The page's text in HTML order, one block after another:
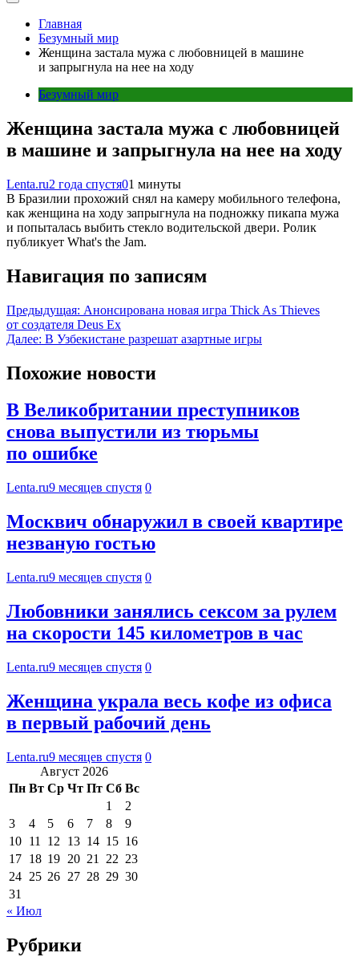
Главная
Безумный мир
Женщина застала мужа с любовницей в машине
и запрыгнула на нее на ходу
Безумный мир
Женщина застала мужа с любовницей
в машине и запрыгнула на нее на ходу
Lenta.ru2 года спустя01 минуты
В Бразилии прохожий снял на камеру мобильного телефона,
как женщина на ходу запрыгнула на подножку пикапа мужа
и попыталась выбить стекло водительской двери. Ролик
публикует What's the Jam.
Навигация по записям
Предыдущая: Анонсирована новая игра Thick As Thieves
от создателя Deus Ex
Далее: В Узбекистане разрешат азартные игры
Похожие новости
В Великобритании преступников
снова выпустили из тюрьмы
по ошибке
Lenta.ru9 месяцев спустя 0
Москвич обнаружил в своей квартире
незваную гостью
Lenta.ru9 месяцев спустя 0
Любовники занялись сексом за рулем
на скорости 145 километров в час
Lenta.ru9 месяцев спустя 0
Женщина украла весь кофе из офиса
в первый рабочий день
Lenta.ru9 месяцев спустя 0
Август 2026
Пн Вт Ср Чт Пт Сб Вс
1
2
3
4 5 6 7 8
9
10 11 12 13 14 15 16
17 18 19 20 21 22 23
24 25 26 27 28 29 30
31
« Июл
Рубрики